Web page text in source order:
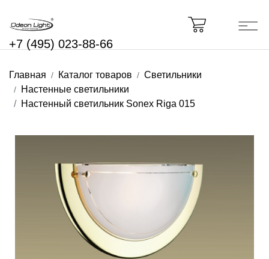
+7 (495) 023-88-66
Главная Каталог товаров
Светильники
Настенные светильники
Настенный светильник Sonex Riga 015